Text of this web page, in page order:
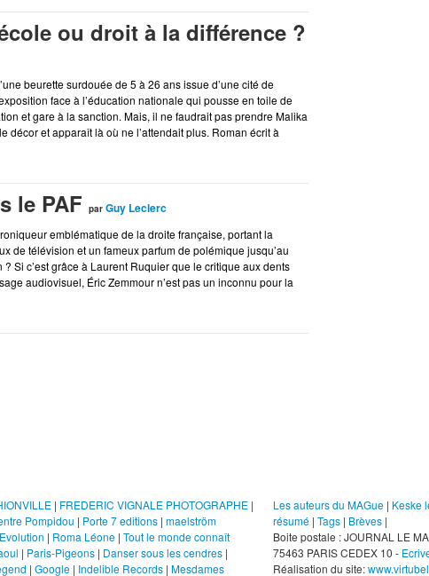
ou droit à la différence ?
beurette surdouée de 5 à 26 ans issue d’une cité de
face à l’éducation nationale qui pousse en toile de
et gare à la sanction. Mais, il ne faudrait pas prendre Malika
décor et apparaît là où ne l’attendait plus. Roman écrit à
le PAF par Guy Leclerc
emblématique de la droite française, portant la
de télévision et un fameux parfum de polémique jusqu’au
Si c’est grâce à Laurent Ruquier que le critique aux dents
audiovisuel, Éric Zemmour n’est pas un inconnu pour la
| FREDERIC VIGNALE PHOTOGRAPHE |
Pompidou | Porte 7 editions | maelström
| Roma Léone | Tout le monde connaît
| Paris-Pigeons | Danser sous les cendres |
| Google | Indelible Records | Mesdames
Les auteurs du MAGue | Keske
résumé | Tags | Brèves |
Boite postale : JOURNAL LE
75463 PARIS CEDEX 10 -
Réalisation du site: